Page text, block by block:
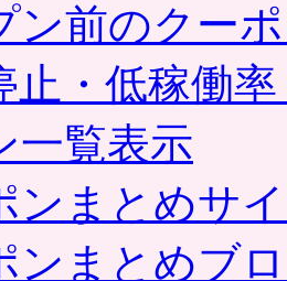
ン前のクー
止・低稼働
一覧表示
ンまとめサ
ンまとめブ